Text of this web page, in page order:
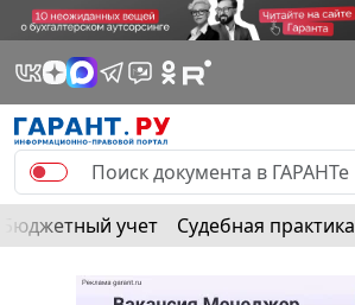
Бюджетный учет Судебная практика